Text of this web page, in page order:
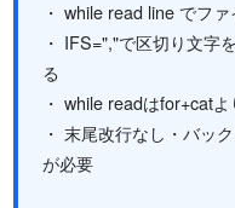
・ while read line でフ
・ IFS=","で区切り文字
る
・ while readはfor+cat
・ 末尾改行なし・バッ
が必要